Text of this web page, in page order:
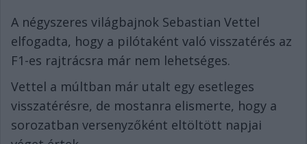
A négyszeres világbajnok Sebastian Vettel
elfogadta, hogy a pilótaként való visszatérés az
F1-es rajtrácsra már nem lehetséges.
Vettel a múltban már utalt egy esetleges
visszatérésre, de mostanra elismerte, hogy a
sorozatban versenyzőként eltöltött napjai